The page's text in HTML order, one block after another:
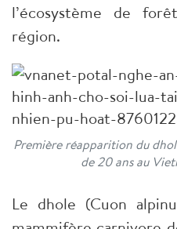
l’écosystème de
région.
Première réapparition du
de 20 ans au
Le dhole (Cuon